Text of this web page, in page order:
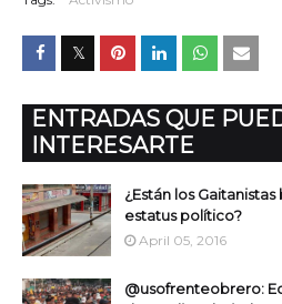
ENTRADAS QUE
INTERESARTE
¿Están los
estatus político?
April 05, 2016
@usofrenteobrero: